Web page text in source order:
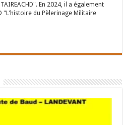
En 2024, il a également
"L'histoire du Pèlerinage Militaire